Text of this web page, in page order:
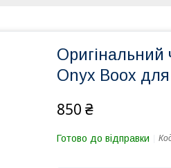
Оригінальний
Onyx Boox для
850 ₴
Готово до відправки